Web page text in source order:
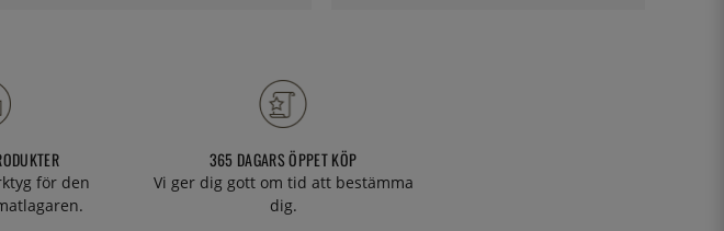
för den
365 DAGARS ÖPPET KÖP
Vi ger dig gott om tid att bestämma
dig.